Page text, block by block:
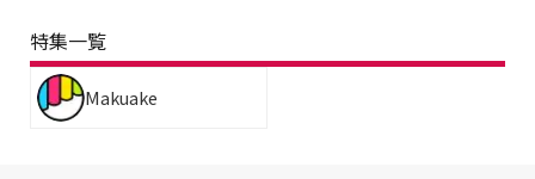
特集一覧
Makuake